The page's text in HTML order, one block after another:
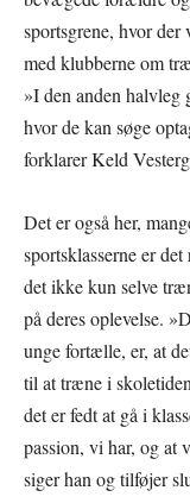
sportsgrene, hvor
med klubberne om
»I den anden halvleg
hvor de kan søge
forklarer Keld
Det er også her,
sportsklasserne er
det ikke kun selve
på deres oplevelse.
unge fortælle, er, at
til at træne i
det er fedt at gå i
passion, vi har, og at
siger han og tilføjer